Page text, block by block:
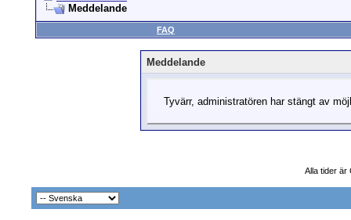
Meddelande
FAQ
Meddelande
Tyvärr, administratören har stängt av
Alla tider är